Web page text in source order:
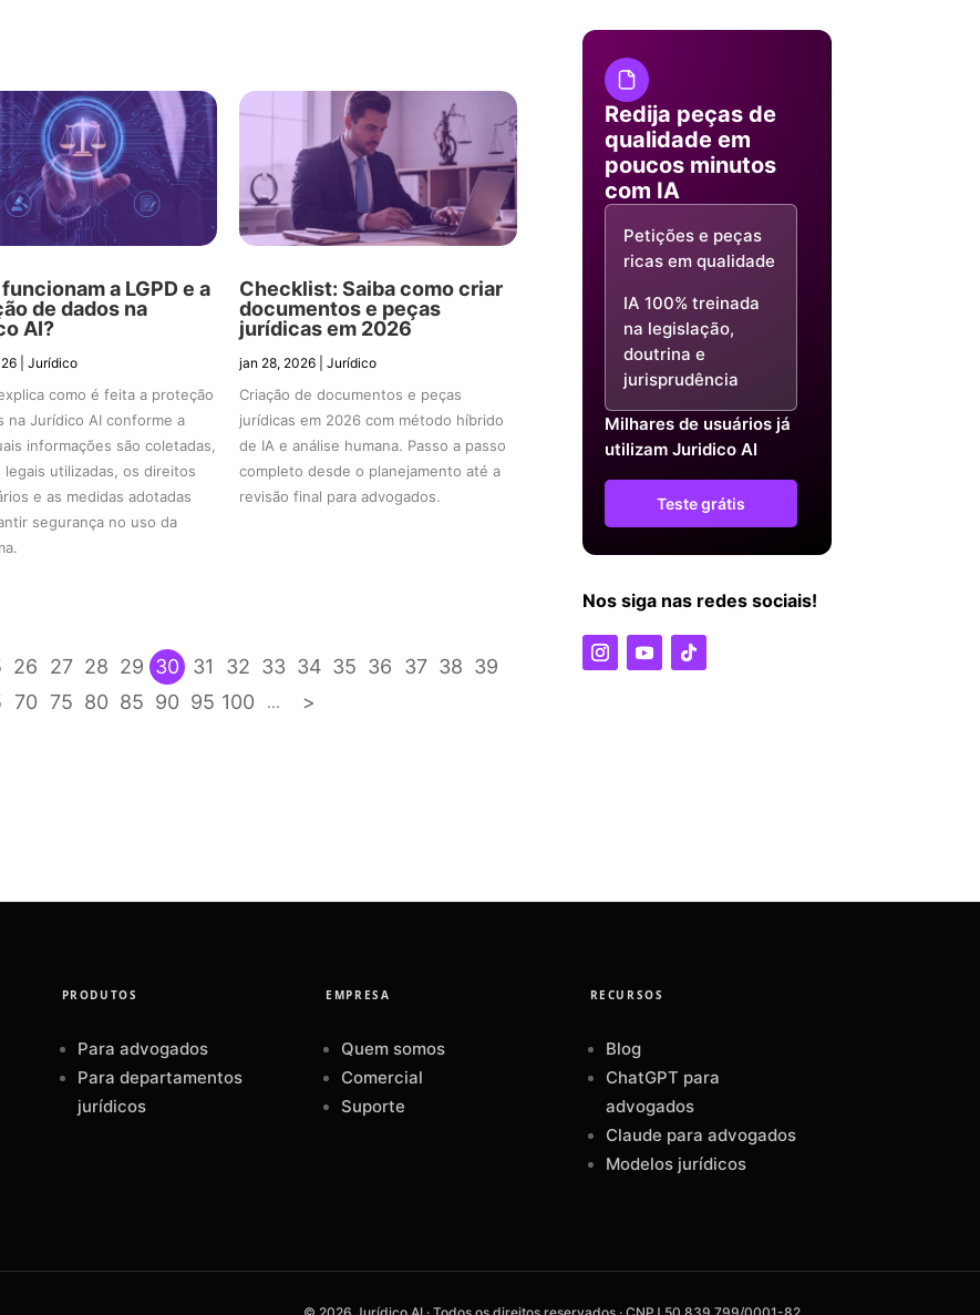
a LGPD e a
de dados na
AI?
| Jurídico
como é feita a proteção
na Jurídico AI conforme a
informações são coletadas,
legais utilizadas, os direitos
e as medidas adotadas
segurança no uso da
Checklist: Saiba como criar
documentos e peças
jurídicas em 2026
jan 28, 2026 |Jurídico
Criação de documentos e peças
jurídicas em 2026 com método híbrido
de IA e análise humana. Passo a passo
completo desde o planejamento até a
revisão final para advogados.
26 27 28 29 30 31 32 33 34 35 36 37 38 39
70 75 80 85 90 95 100 ... >
Redija peças de
qualidade em
poucos minutos
com IA
Petições e peças
ricas em qualidade
IA 100% treinada
na legislação,
doutrina e
jurisprudência
Milhares de usuários já
utilizam Juridico AI
Teste grátis
Nos siga nas redes sociais!
PRODUTOS
Para advogados
Para departamentos
jurídicos
EMPRESA
Quem somos
Comercial
Suporte
RECURSOS
Blog
ChatGPT para
advogados
Claude para advogados
Modelos jurídicos